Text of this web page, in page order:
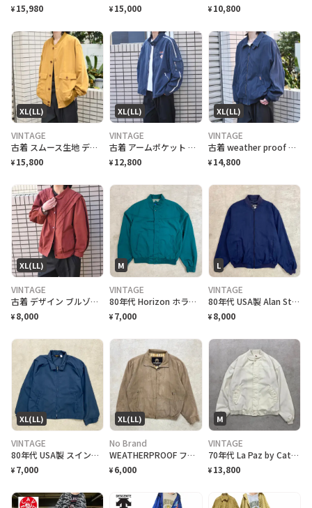
¥ 15,980 ¥ 15,000 ¥ 10,800
XL(LL)
VINTAGE
古着 スムース生地 デザイン ブルゾン マスタード からし色 ジャケット
¥ 15,800
XL(LL)
VINTAGE
古着 アームポケット デザイン スポーツジャケット ジャケット ブルゾン
¥ 12,800
XL(LL)
VINTAGE
古着 weather proof スムース ブルゾン ジャケット ネイビー 紺色
¥ 14,800
XL(LL)
VINTAGE
古着 デザイン ブルゾン ワインレッド 赤 レッド バーガンディ
¥ 8,000
M
VINTAGE
80年代 Horizon ホライゾン カップショルダー ダービージャケット メンズM 古着 80s ヴィンテージ VINTAGE スイングトップ 緑
¥ 7,000
L
VINTAGE
80年代 USA製 Alan Stuart アランスチュアート フルジップ ブルゾン メンズL 古着 80s ヴィンテージ VINTAGE 紺色
¥ 8,000
XL(LL)
VINTAGE
80年代 USA製 スイングトップ ハリントンジャケット メンズXL 古着 80s VINTAGE ヴィンテージ アメカジ スポーツジャケット ラグランスリーブ チンスト付き 紺色
¥ 7,000
XL(LL)
No Brand
WEATHERPROOF フェイクスエード スイングトップ メンズXL相当 古着 スポーツジャケット チェックライナー
¥ 6,000
M
VINTAGE
70年代 La Paz by Catalina トビウオ柄 カップショルダー ダービージャケット メンズM相当 古着 70s ヴィンテージ VINTAGE アメカジ 総柄ライナー クリームベージュ
¥ 13,800